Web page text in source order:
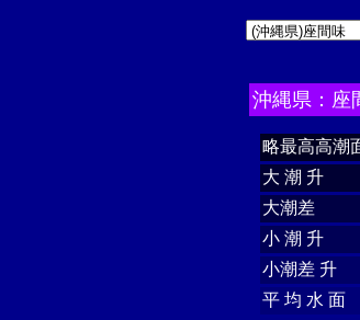
沖縄県：座
略最高高潮
大 潮 升
大潮差
小 潮 升
小潮差 升
平 均 水 面